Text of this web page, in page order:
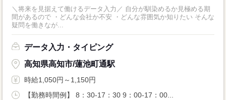
＼将来を見据えて働けるデータ入力／ 自分が馴染めるか見極める期
間があるので ・どんな会社か不安 ・どんな雰囲気か知りたい そんな
疑問を働きなが...
データ入力・タイピング
高知県高知市/蓮池町通駅
時給1,050円～1,150円
【勤務時間例】 8：30-17：30 9：00-17：00...